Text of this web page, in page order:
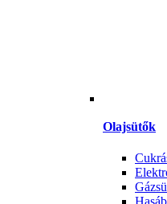
Olajsütők